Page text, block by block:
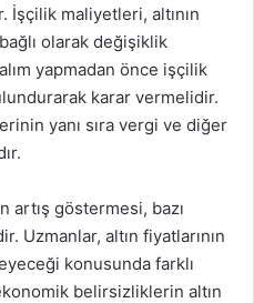
maliyetleri, altının
olarak değişiklik
yapmadan önce işçilik
karar vermelidir.
yanı sıra vergi ve diğer
artış göstermesi, bazı
Uzmanlar, altın fiyatlarının
konusunda farklı
belirsizliklerin altın